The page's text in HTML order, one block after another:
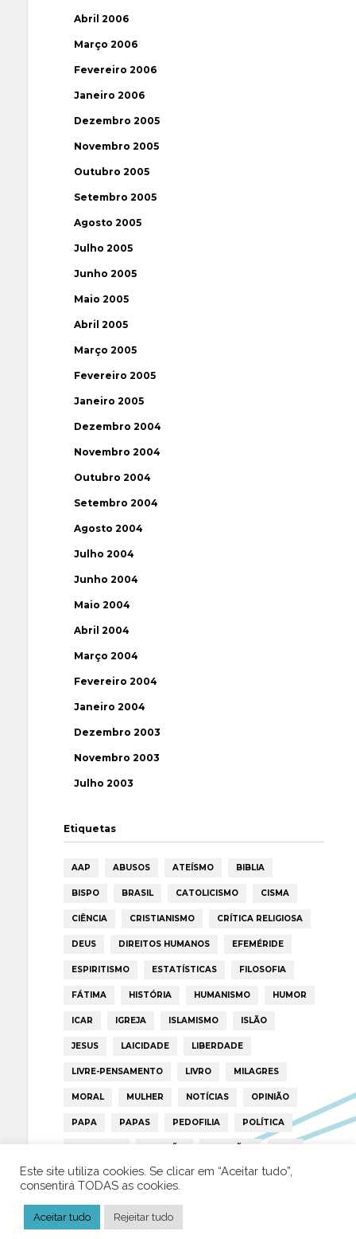
Abril 2006
Março 2006
Fevereiro 2006
Janeiro 2006
Dezembro 2005
Novembro 2005
Outubro 2005
Setembro 2005
Agosto 2005
Julho 2005
Junho 2005
Maio 2005
Abril 2005
Março 2005
Fevereiro 2005
Janeiro 2005
Dezembro 2004
Novembro 2004
Outubro 2004
Setembro 2004
Agosto 2004
Julho 2004
Junho 2004
Maio 2004
Abril 2004
Março 2004
Fevereiro 2004
Janeiro 2004
Dezembro 2003
Novembro 2003
Julho 2003
Etiquetas
AAP ABUSOS ATEÍSMO BIBLIA
BISPO BRASIL CATOLICISMO CISMA
CIÊNCIA CRISTIANISMO CRÍTICA RELIGIOSA
DEUS DIREITOS HUMANOS EFEMÉRIDE
ESPIRITISMO ESTATÍSTICAS FILOSOFIA
FÁTIMA HISTÓRIA HUMANISMO HUMOR
ICAR IGREJA ISLAMISMO ISLÃO
JESUS LAICIDADE LIBERDADE
LIVRE-PENSAMENTO LIVRO MILAGRES
MORAL MULHER NOTÍCIAS OPINIÃO
PAPA PAPAS PEDOFILIA POLÍTICA
PORTUGAL RELIGIÃO RELIGIÕES RTP
TRUMP VATICANO
Este site utiliza cookies. Se clicar em “Aceitar tudo”,
consentirá TODAS as cookies.
Aceitar tudo Rejeitar tudo